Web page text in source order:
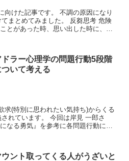
です。 不調の原因になり
みました。 反芻思考 危険
とがあった時、思い出した時に、頭
ドラー心理学の問題行動5段階
ついて考える
求(特別に思われたい気持ち)からくる
。 今回は岸見 一郎さ
なる勇気』を参考に各問題行動につ
ウント取ってくる人がうざいと